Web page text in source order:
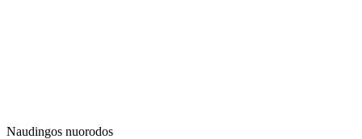
Naudingos nuorodos